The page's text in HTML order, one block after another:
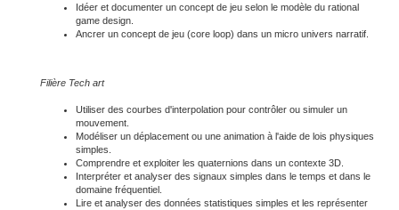
Idéer et documenter un concept de jeu selon le modèle du rational
game design.
Ancrer un concept de jeu (core loop) dans un micro univers narratif.
Filière Tech art
Utiliser des courbes d'interpolation pour contrôler ou simuler un
mouvement.
Modéliser un déplacement ou une animation à l'aide de lois physiques
simples.
Comprendre et exploiter les quaternions dans un contexte 3D.
Interpréter et analyser des signaux simples dans le temps et dans le
domaine fréquentiel.
Lire et analyser des données statistiques simples et les représenter